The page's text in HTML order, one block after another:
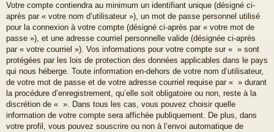
Votre compte contiendra au minimum un identifiant unique (désigné ci-
après par « votre nom d’utilisateur »), un mot de passe personnel utilisé
pour la connexion à votre compte (désigné ci-après par « votre mot de
passe »), et une adresse courriel personnelle valide (désignée ci-après
par « votre courriel »). Vos informations pour votre compte sur « » sont
protégées par les lois de protection des données applicables dans le pays
qui nous héberge. Toute information en-dehors de votre nom d’utilisateur,
de votre mot de passe et de votre adresse courriel requise par « » durant
la procédure d’enregistrement, qu’elle soit obligatoire ou non, reste à la
discrétion de « ». Dans tous les cas, vous pouvez choisir quelle
information de votre compte sera affichée publiquement. De plus, dans
votre profil, vous pouvez souscrire ou non à l’envoi automatique de